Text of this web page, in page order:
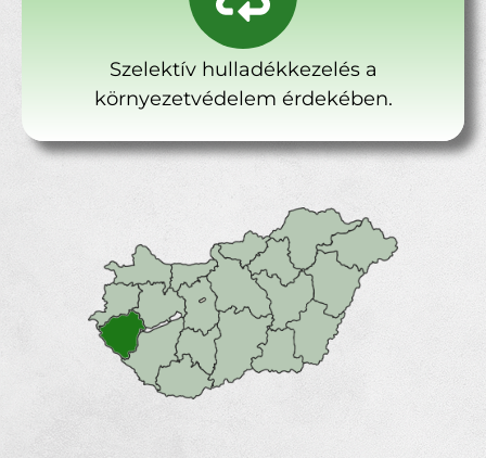
Szelektív hulladékkezelés a
környezetvédelem érdekében.